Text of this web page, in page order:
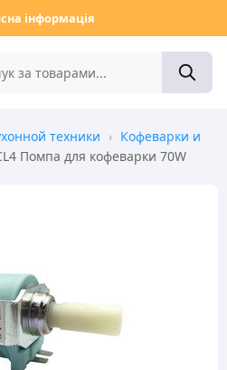
інформація
техники › Кофеварки и
Помпа для кофеварки 70W